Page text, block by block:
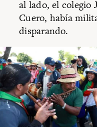
al lado, el colegio
Cuero, había
disparando.